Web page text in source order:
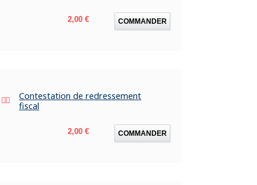
Prix
2,00 € COMMANDER
Contestation de redressement
fiscal
Prix
2,00 € COMMANDER